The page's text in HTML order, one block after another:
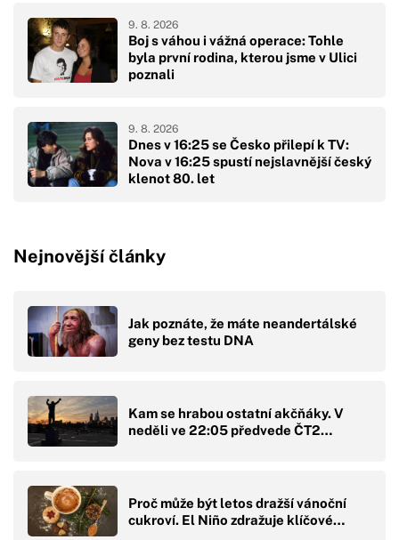
Boj s váhou i vážná operace: Tohle
byla první rodina, kterou jsme v Ulici
poznali
9. 8. 2026
Dnes v 16:25 se Česko přilepí k TV:
Nova v 16:25 spustí nejslavnější český
klenot 80. let
9. 8. 2026
Nejnovější články
Jak poznáte, že máte neandertálské
geny bez testu DNA
Kam se hrabou ostatní akčňáky. V
neděli ve 22:05 předvede ČT2…
Proč může být letos dražší vánoční
cukroví. El Niño zdražuje klíčové…